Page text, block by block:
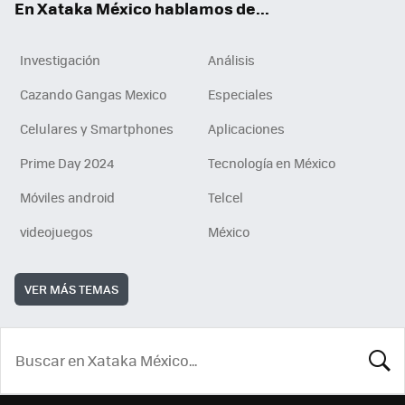
En Xataka México hablamos de...
Investigación
Análisis
Cazando Gangas Mexico
Especiales
Celulares y Smartphones
Aplicaciones
Prime Day 2024
Tecnología en México
Móviles android
Telcel
videojuegos
México
VER MÁS TEMAS